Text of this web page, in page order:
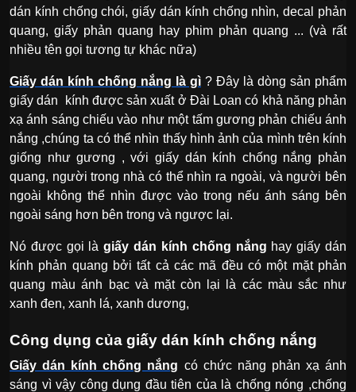
dán kính chống chói, giấy dán kính chống nhìn, decal phản
quang, giấy phản quang hay phim phản quang ... (và rất
nhiều tên gọi tương tự khác nữa)
Giấy dán kính chống nắng là gì ? Đây là dòng sản phẩm
giấy dán kính được sản xuất ở Đài Loan có khả năng phản
xạ ánh sáng chiếu vào như một tấm gương phản chiếu ánh
nắng ,chúng ta có thể nhìn thấy hình ảnh của mình trên kính
giống như gương , với giấy dán kính chống nắng phản
quang, người trong nhà có thể nhìn ra ngoài, và người bên
ngoài không thể nhìn được vào trong nếu ánh sáng bên
ngoài sáng hơn bên trong và ngược lại.
Nó được gọi làgiấy dán kính chống nắng hay giấy dán
kính phản quang bởi tất cả các mã đều có một mặt phản
quang màu ánh bạc và mặt còn lại là các màu sắc như
xanh đen, xanh lá, xanh dương,
Công dụng của giấy dán kính chống nắng
Giấy dán kính chống nắng có chức năng phản xạ ánh
sáng vì vậy công dụng đầu tiên của là chống nóng ,chống